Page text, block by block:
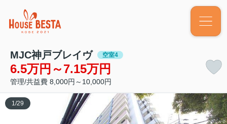
MJC神戸ブレイヴ 空室4
6.5万円～7.15万円
管理/共益費 8,000円～10,000円
1 /29